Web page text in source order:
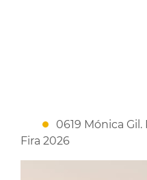
0619 Mónica
Fira 2026